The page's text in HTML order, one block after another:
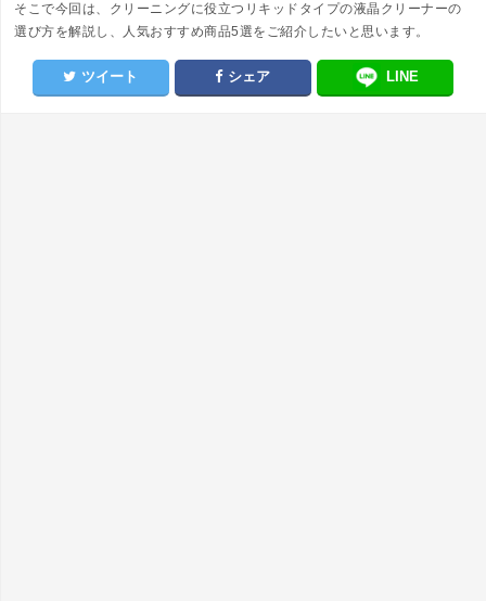
そこで今回は、クリーニングに役立つリキッドタイプの液晶クリーナーの
選び方を解説し、人気おすすめ商品5選をご紹介したいと思います。
ツイート シェア LINE